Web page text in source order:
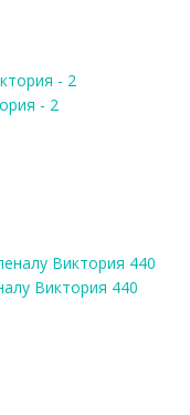
- 2
Виктория 440